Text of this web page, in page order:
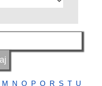
M N O P Q R S T U